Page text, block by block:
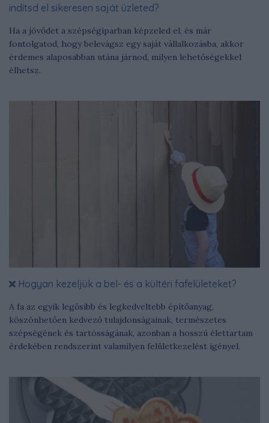
indítsd el sikeresen saját üzleted?
Ha a jövődet a szépségiparban képzeled el, és már
fontolgatod, hogy belevágsz egy saját vállalkozásba, akkor
érdemes alaposabban utána járnod, milyen lehetőségekkel
élhetsz.
Hogyan kezeljük a bel- és a kültéri fafelületeket?
A fa az egyik legősibb és legkedveltebb építőanyag,
köszönhetően kedvező tulajdonságainak, természetes
szépségének és tartósságának, azonban a hosszú élettartam
érdekében rendszerint valamilyen felületkezelést igényel.